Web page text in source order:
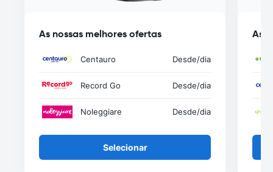
As nossas melhores ofertas
Centauro Desde/dia
Record Go Desde/dia
Noleggiare Desde/dia
Selecionar
As